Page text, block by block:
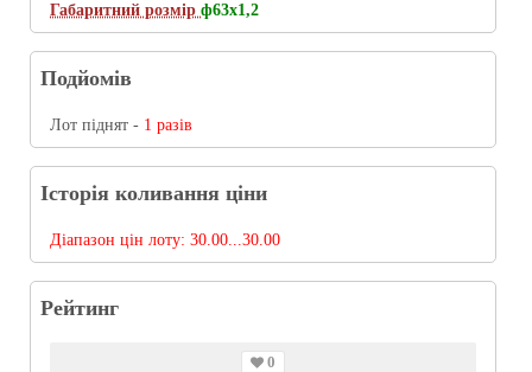
Габаритний розмір ф63х1,2
Подйомів
Лот піднят - 1 разів
Історія коливання ціни
Діапазон цін лоту: 30.00...30.00
Рейтинг
0